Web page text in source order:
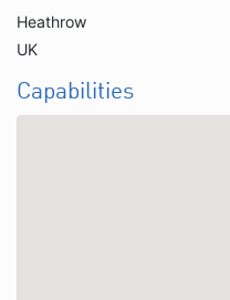
Heathrow
UK
Capabilities